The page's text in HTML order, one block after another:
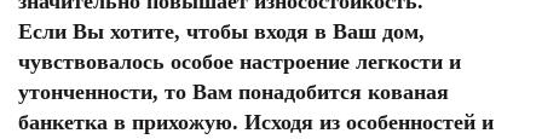
Если Вы хотите, чтобы входя в Ваш дом,
чувствовалось особое настроение легкости и
утонченности, то Вам понадобится кованая
банкетка в прихожую. Исходя из особенностей и